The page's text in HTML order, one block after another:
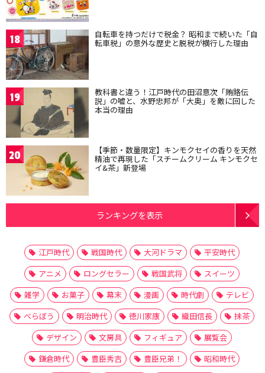
18 自転車を持つだけで税金？ 昭和まで続いた「自
転車税」の意外な歴史と脱税が横行した理由
19 教科書と違う！江戸時代の田沼意次「賄賂伝
説」の嘘と、水野忠邦が「大奥」を敵に回した
本当の理由
20 【季節・数量限定】キンモクセイの香りを天然
精油で再現した「スチームクリーム キンモクセ
イ&茶」新登場
ランキングを表示
江戸時代 戦国時代 大河ドラマ
平安時代
アニメ
ロングセラー 戦国武将
スイーツ
雑学
お菓子 幕末 漫画 時代劇
テレビ
べらぼう
明治時代 徳川家康 織田信長
抹茶
デザイン
文房具 フィギュア
展覧会
鎌倉時代
豊臣秀吉 豊臣兄弟！
昭和時代